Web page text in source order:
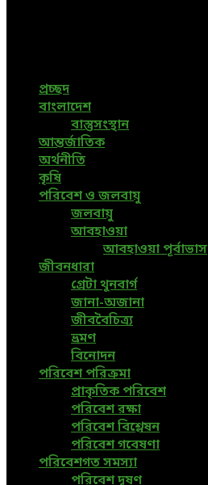
প্রচ্ছদ
বাংলাদেশ
বাস্তুসংস্থান
আন্তর্জাতিক
অর্থনীতি
কৃষি
পরিবেশ ও জলবায়ু
জলবায়ু
আবহাওয়া
আবহাওয়া পূর্বাভাস
জীবনধারা
গ্রেটা থুনবার্গ
জানা-অজানা
জীববৈচিত্র্য
ভ্রমণ
বিনোদন
পরিবেশ পরিক্রমা
প্রাকৃতিক পরিবেশ
পরিবেশ রক্ষা
পরিবেশ বিশ্লেষন
পরিবেশ গবেষণা
পরিবেশগত সমস্যা
পরিবেশ দূষণ